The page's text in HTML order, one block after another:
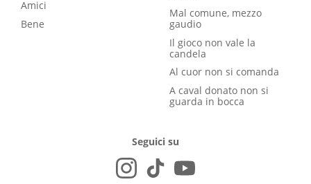
Amici
Bene
Mal comune, mezzo
gaudio
Il gioco non vale la
candela
Al cuor non si comanda
A caval donato non si
guarda in bocca
Seguici su